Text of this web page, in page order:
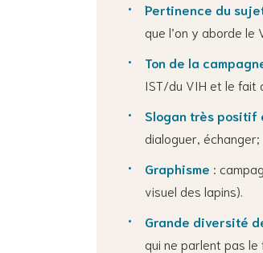
Pertinence du
que l’on y aborde le
Ton de la
IST/du VIH et le fait
Slogan très positif
dialoguer, échanger;
Graphisme :
visuel des lapins).
Grande diversité
qui ne parlent pas le